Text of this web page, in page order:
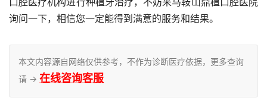
询问一下，相信您一定能得到满意的服务和结果。
本文内容源自网络仅供参考，不作为诊断医疗依据，更多查询
请 → 在线咨询客服